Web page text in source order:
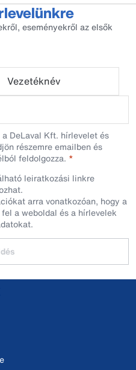
eseményekről az elsők
Vezetéknév
DeLaval Kft. hírlevelet és
részemre emailben és
feldolgozza.
leiratkozási linkre
arra vonatkozóan, hogy a
a weboldal és a hírlevelek